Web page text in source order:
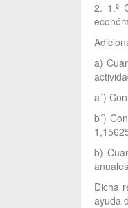
2. 1.º
a)
a´)
b´)
b)
Dicha
ayuda